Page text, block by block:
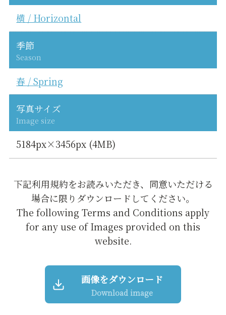
横 / Horizontal
季節
Season
春 / Spring
写真サイズ
Image size
5184px×3456px (4MB)
下記利用規約をお読みいただき、同意いただける
場合に限りダウンロードしてください。
The following Terms and Conditions apply
for any use of Images provided on this
website.
画像をダウンロード
Download image